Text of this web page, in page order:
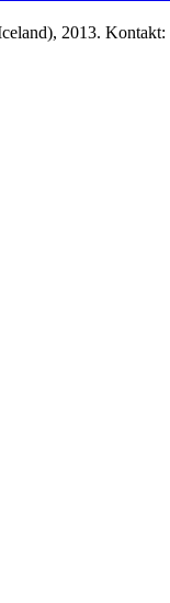
2013. Kontakt: